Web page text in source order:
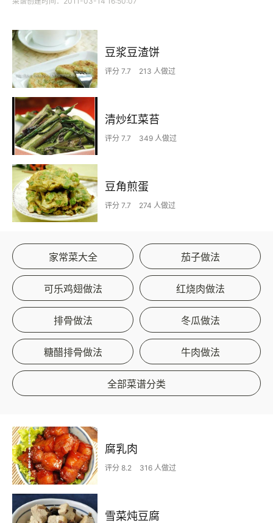
豆浆豆渣饼
评分 7.7 213 人做过
清炒红菜苔
评分 7.7 349 人做过
豆角煎蛋
评分 7.7 274 人做过
家常菜大全 茄子做法
可乐鸡翅做法 红烧肉做法
排骨做法 冬瓜做法
糖醋排骨做法 牛肉做法
全部菜谱分类
腐乳肉
评分 8.2 316 人做过
雪菜炖豆腐